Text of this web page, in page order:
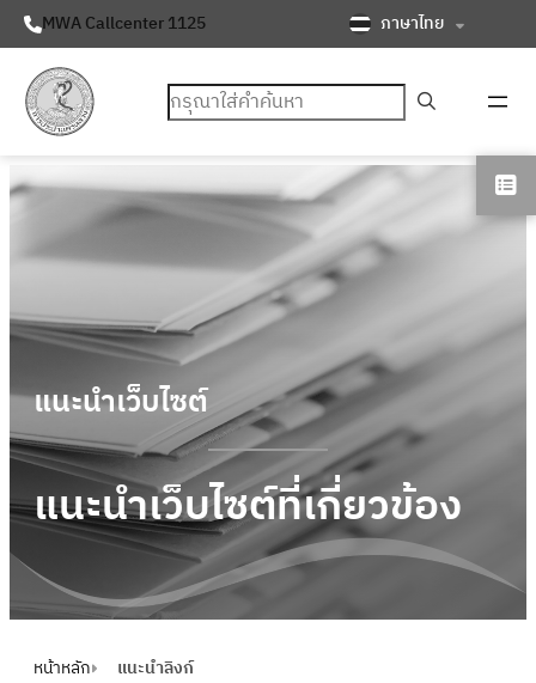
MWA Callcenter 1125 ภาษาไทย
ค้นหา
แนะนําเว็บไซต์
แนะนําเว็บไซต์ที่เกี่ยวข้อง
หน้าหลัก แนะนําลิงก์